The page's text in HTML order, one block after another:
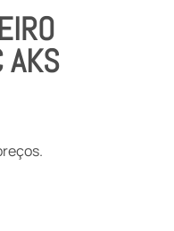
AKS